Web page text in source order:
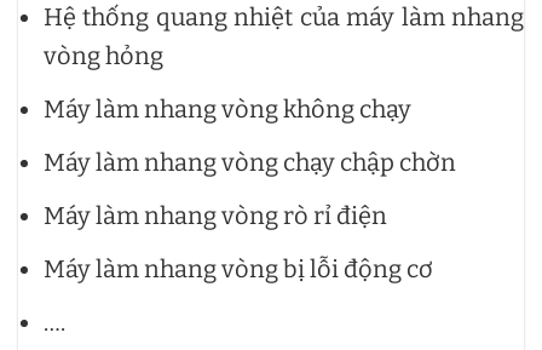
Hệ thống quang nhiệt của máy làm nhang
vòng hỏng
Máy làm nhang vòng không chạy
Máy làm nhang vòng chạy chập chờn
Máy làm nhang vòng rò rỉ điện
Máy làm nhang vòng bị lỗi động cơ
….